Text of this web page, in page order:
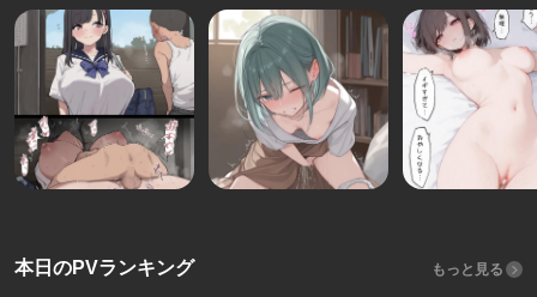
本日のPVランキング もっと見る